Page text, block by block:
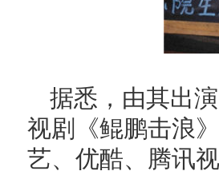
据悉，由其出
视剧《鲲鹏击浪
艺、优酷、腾讯